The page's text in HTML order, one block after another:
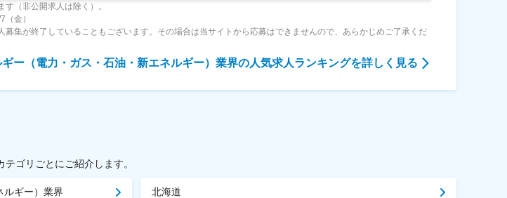
（非公開求人は除く）。
金）
募集が終了していることもございます。その場合は当サイトから応募はできませんので、あらかじめご了承くだ
ギー（電力・ガス・石油・新エネルギー）業界の人気求人ランキングを詳しく見る
ゴリごとにご紹介します。
ルギー）業界 北海道